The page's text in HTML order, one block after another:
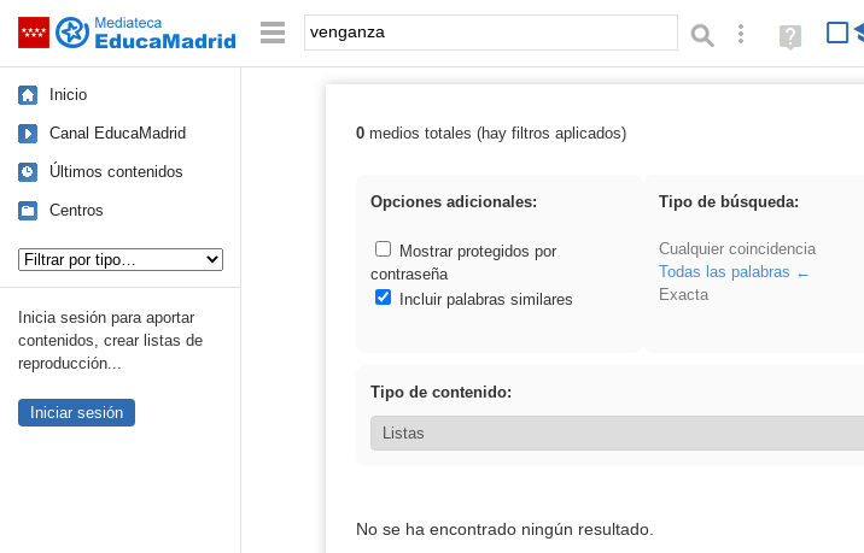
Saltar navegación Palabra o frase: Búsqueda avanzada
Ayuda
(en
Inicio
Canal EducaMadrid
Últimos contenidos
Centros
Inicia sesión para aportar
contenidos, crear listas de
reproducción...
Iniciar sesión
Resultados de: venganza
0medios totales (hay filtros aplicados)
Opciones adicionales:
Mostrar protegidos por
contraseña
Incluir palabras similares
Tipo de búsqueda:
Cualquier coincidencia
Todas las palabras
Exacta
Tipo de contenido:
No se ha encontrado ningún resultado.